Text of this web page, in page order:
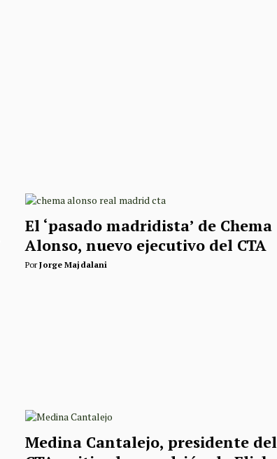
El ‘pasado madridista’ de Chema
Alonso, nuevo ejecutivo del CTA
PorJorge Majdalani
Medina Cantalejo, presidente del